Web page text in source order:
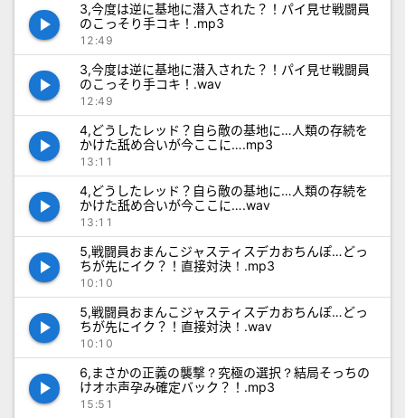
play_arrow
3,今度は逆に基地に潜入された？！パイ見せ戦闘員
のこっそり手コキ！.mp3
12:49
play_arrow
3,今度は逆に基地に潜入された？！パイ見せ戦闘員
のこっそり手コキ！.wav
12:49
play_arrow
4,どうしたレッド？自ら敵の基地に…人類の存続を
かけた舐め合いが今ここに….mp3
13:11
play_arrow
4,どうしたレッド？自ら敵の基地に…人類の存続を
かけた舐め合いが今ここに….wav
13:11
play_arrow
5,戦闘員おまんこジャスティスデカおちんぽ…どっ
ちが先にイク？！直接対決！.mp3
10:10
play_arrow
5,戦闘員おまんこジャスティスデカおちんぽ…どっ
ちが先にイク？！直接対決！.wav
10:10
play_arrow
6,まさかの正義の襲撃？究極の選択？結局そっちの
けオホ声孕み確定バック？！.mp3
15:51